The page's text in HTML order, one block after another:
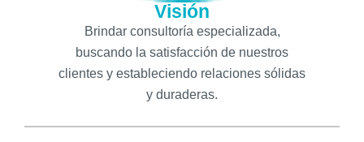
Visión
Brindar consultoría especializada,
buscando la satisfacción de nuestros
clientes y estableciendo relaciones sólidas
y duraderas.